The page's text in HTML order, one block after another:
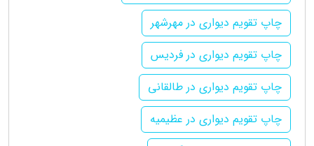
چاپ تقویم دیواری در مهرشهر
چاپ تقویم دیواری در فردیس
چاپ تقویم دیواری در طالقانی
چاپ تقویم دیواری در عظیمیه